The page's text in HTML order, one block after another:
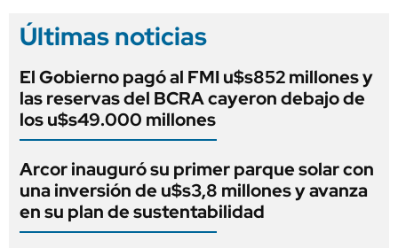
Últimas noticias
El Gobierno pagó al FMI u$s852 millones y
las reservas del BCRA cayeron debajo de
los u$s49.000 millones
Arcor inauguró su primer parque solar con
una inversión de u$s3,8 millones y avanza
en su plan de sustentabilidad